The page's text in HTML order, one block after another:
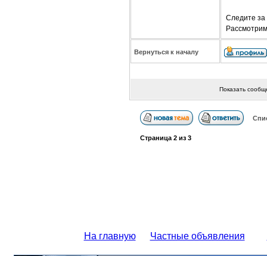
Следите за
Вернуться к началу
Показать
Страница 2из 3
На главную Частные объявления